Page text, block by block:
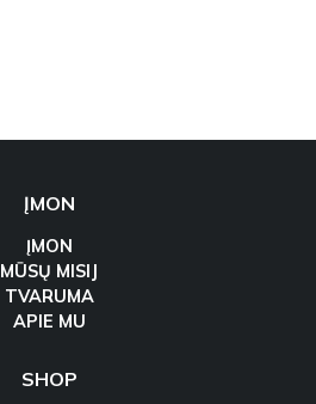
ĮMON
ĮMON
MŪSŲ MISIJ
TVARUMA
APIE MU
SHOP